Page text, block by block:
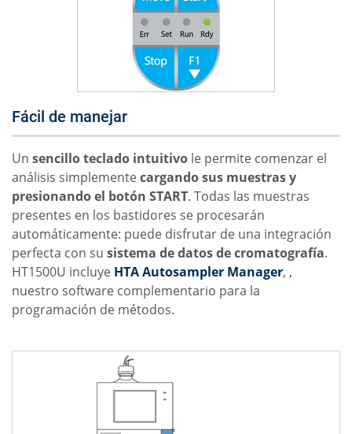
Fácil de manejar
Un sencillo teclado intuitivo le permite comenzar el
análisis simplementecargando sus muestras y
presionando el botón START. Todas las muestras
presentes en los bastidores se procesarán
automáticamente: puede disfrutar de una integración
perfecta con su sistema de datos de cromatografía.
HT1500U incluye HTA Autosampler Manager, ,
nuestro software complementario para la
programación de métodos.